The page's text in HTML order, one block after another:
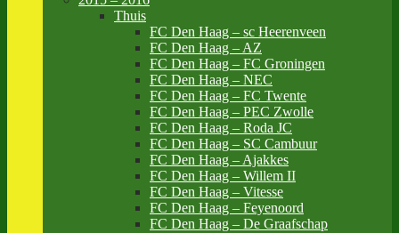
Thuis
FC Den Haag – sc Heerenveen
FC Den Haag – AZ
FC Den Haag – FC Groningen
FC Den Haag – NEC
FC Den Haag – FC Twente
FC Den Haag – PEC Zwolle
FC Den Haag – Roda JC
FC Den Haag – SC Cambuur
FC Den Haag – Ajakkes
FC Den Haag – Willem II
FC Den Haag – Vitesse
FC Den Haag – Feyenoord
FC Den Haag – De Graafschap